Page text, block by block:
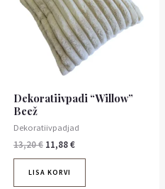
Dekoratiivpadi “Willow”
Beež
Dekoratiivpadjad
13,20€ 11,88€
LISA KORVI